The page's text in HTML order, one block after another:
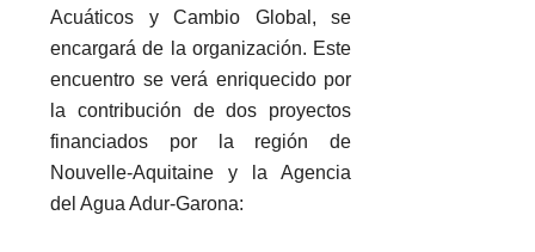
Acuáticos y Cambio Global, se
encargará de la organización. Este
encuentro se verá enriquecido por
la contribución de dos proyectos
financiados por la región de
Nouvelle-Aquitaine y la Agencia
del Agua Adur-Garona: